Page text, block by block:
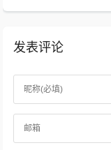
发表评论